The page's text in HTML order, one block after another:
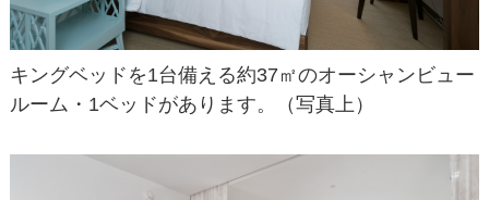
キングベッドを1台備える約37㎡のオーシャンビュー
ルーム・1ベッドがあります。（写真上）